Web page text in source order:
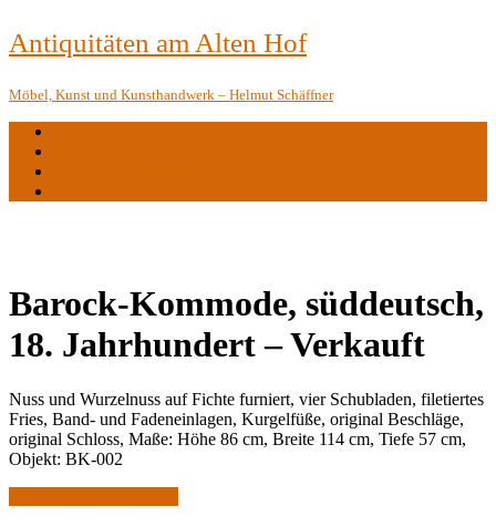
Antiquitäten am Alten Hof
Möbel, Kunst und Kunsthandwerk – Helmut Schäffner
Barock-Kommode, süddeutsch,
18. Jahrhundert – Verkauft
Nuss und Wurzelnuss auf Fichte furniert, vier Schubladen, filetiertes
Fries, Band- und Fadeneinlagen, Kurgelfüße, original Beschläge,
original Schloss, Maße: Höhe 86 cm, Breite 114 cm, Tiefe 57 cm,
Objekt: BK-002